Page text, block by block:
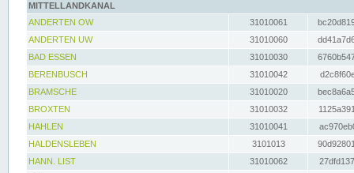
MITTELLANDKANAL
ANDERTEN OW
31010061
ANDERTEN UW
31010060
BAD ESSEN
31010030
BERENBUSCH
31010042
BRAMSCHE
31010020
BROXTEN
31010032
HAHLEN
31010041
HALDENSLEBEN
3101013
HANN. LIST
31010062